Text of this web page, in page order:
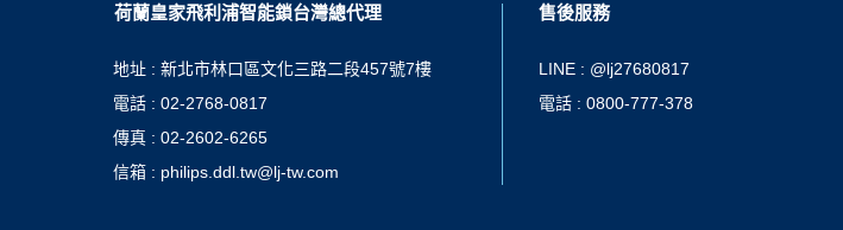
荷蘭皇家飛利浦智能鎖台灣總代理
地址 : 新北市林口區文化三路二段457號7樓
電話 : 02-2768-0817
傳真 : 02-2602-6265
信箱 : philips.ddl.tw@lj-tw.com
售後服務
LINE : @lj27680817
電話 : 0800-777-378